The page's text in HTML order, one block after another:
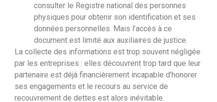
consulter le Registre national des personnes
physiques pour obtenir son identification et ses
données personnelles. Mais l’accès à ce
document est limité aux auxiliaires de justice.
La collecte des informations est trop souvent négligée
par les entreprises : elles découvrent trop tard que leur
partenaire est déjà financièrement incapable d’honorer
ses engagements et le recours au service de
recouvrement de dettes est alors inévitable.